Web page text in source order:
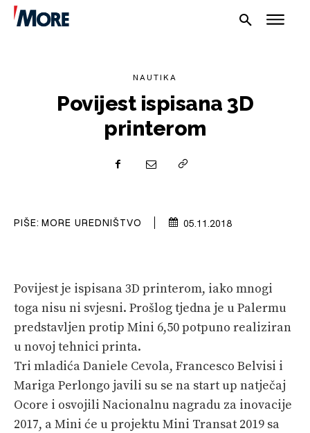
PLOVIDBA
VELIKE PRIČE
PRETPLATA
SHOP
NAUTIKA
Povijest ispisana 3D
printerom
PIŠE: MORE UREDNIŠTVO 05.11.2018
Povijest je ispisana 3D printerom, iako mnogi
toga nisu ni svjesni. Prošlog tjedna je u Palermu
predstavljen protip Mini 6,50 potpuno realiziran
u novoj tehnici printa.
Tri mladića Daniele Cevola, Francesco Belvisi i
Mariga Perlongo javili su se na start up natječaj
Ocore i osvojili Nacionalnu nagradu za inovacije
2017, a Mini će u projektu Mini Transat 2019 sa